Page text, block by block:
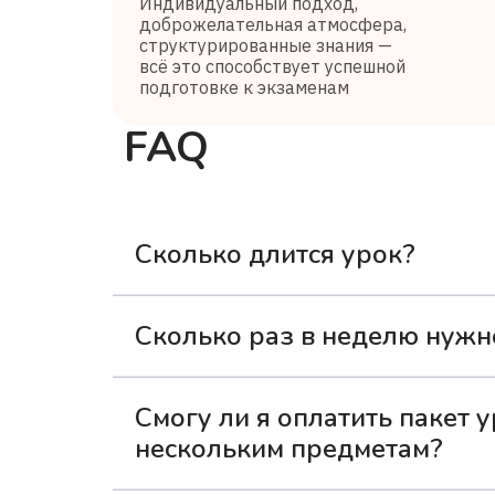
доброжелательная атмосфера,
структурированные знания —
всё это способствует успешной
подготовке к экзаменам
FAQ
Сколько длится урок?
Сколько раз в неделю
материал — без долгих пауз и
Смогу ли я оплатить пакет
нескольким предметам?